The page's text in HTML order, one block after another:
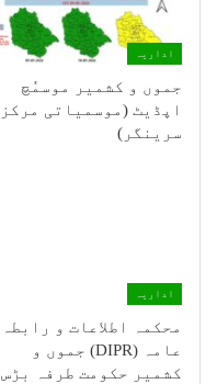
اداریہ
جموں و کشمیر موسمُچ
اپڈیٹ (موسمیاتی مرکز
سرینگر)
اداریہ
محکمہ اطلاعات و رابطہ
عامہ (DIPR) جموں و
کشمیر حکومت طرفہ بڑس